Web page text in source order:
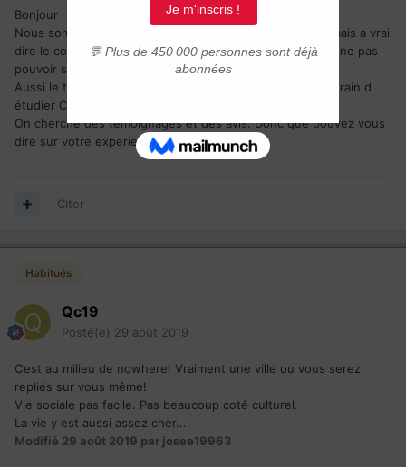
Bonjour
Nous sommes installés a toronto voila bien 1an et demi mais a vrai
dire le cout de la vie est trop élevé et C'est stressant de ne pas
pouvoir se projeter.
Aussi le travail n est pas evident. Donc nous sommes entrain d
étudier Calgary pour l instant.
On cherche des témoignages et des avis. Donc que pouvez vous
dire sur votre experience ?
Citer
Habitués
Qc19
Posté(e) 29 août 2019
C’est au milieu de nowhere! Vraiment une ville ou vous serez
repliés sur vous même!
Vie sociale pas facile. Pas beaucoup coté culturel.
La vie y est aussi assez cher....
Modifié 29 août 2019 par josee19963